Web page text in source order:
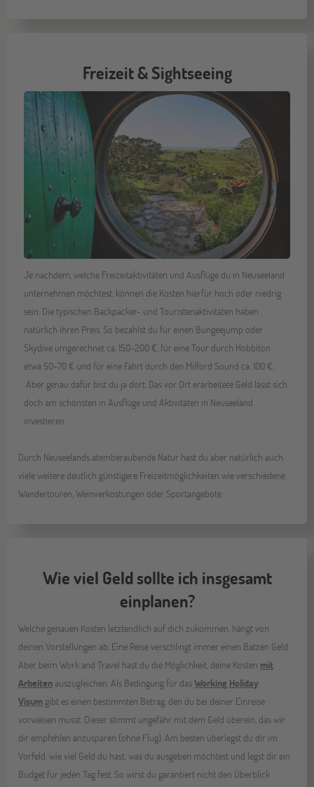
Freizeit & Sightseeing
Je nachdem, welche Freizeitaktivitäten und Ausflüge du in Neuseeland
unternehmen möchtest, können die Kosten hierfür hoch oder niedrig
sein. Die typischen Backpacker- und Touristenaktivitäten haben
natürlich ihren Preis. So bezahlst du für einen Bungeejump oder
Skydive umgerechnet ca. 150-200 €, für eine Tour durch Hobbiton
etwa 50-70 € und für eine Fahrt durch den Milford Sound ca. 100 €.
Aber genau dafür bist du ja dort. Das vor Ort erarbeitete Geld lässt sich
doch am schönsten in Ausflüge und Aktivitäten in Neuseeland
investieren.
Durch Neuseelands atemberaubende Natur hast du aber natürlich auch
viele weitere deutlich günstigere Freizeitmöglichkeiten wie verschiedene
Wandertouren, Weinverkostungen oder Sportangebote.
Wie viel Geld sollte ich insgesamt
einplanen?
Welche genauen Kosten letztendlich auf dich zukommen, hängt von
deinen Vorstellungen ab. Eine Reise verschlingt immer einen Batzen Geld.
Aber beim Work and Travel hast du die Möglichkeit, deine Kosten mit
Arbeitenauszugleichen. Als Bedingung für dasWorking Holiday
Visum gibt es einen bestimmten Betrag, den du bei deiner Einreise
vorweisen musst. Dieser stimmt ungefähr mit dem Geld überein, das wir
dir empfehlen anzusparen (ohne Flug). Am besten überlegst du dir im
Vorfeld, wie viel Geld du hast, was du ausgeben möchtest und legst dir ein
Budget für jeden Tag fest. So wirst du garantiert nicht den Überblick